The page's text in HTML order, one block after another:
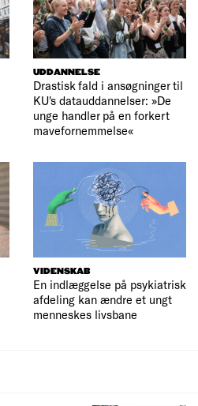
UDDANNELSE
Drastisk fald i ansøgninger til
KU's datauddannelser: »De
unge handler på en forkert
mavefornemmelse«
VIDENSKAB
En indlæggelse på psykiatrisk
afdeling kan ændre et ungt
menneskes livsbane